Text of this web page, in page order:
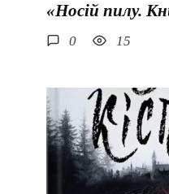
«Носій пилу.
0 15